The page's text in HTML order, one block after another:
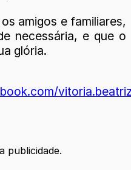
amigos e familiares,
necessária, e que o
glória.
publicidade.